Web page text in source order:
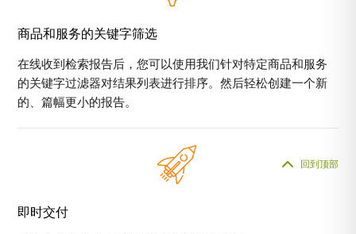
商品和服务的关键字筛选
在线收到检索报告后，您可以使用我们针对特定商品和服务
的关键字过滤器对结果列表进行排序。然后轻松创建一个新
的、篇幅更小的报告。
即时交付
回到顶部